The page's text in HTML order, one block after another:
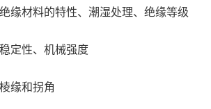
材料的特性、潮湿处理、绝缘等级
性、机械强度
和拐角